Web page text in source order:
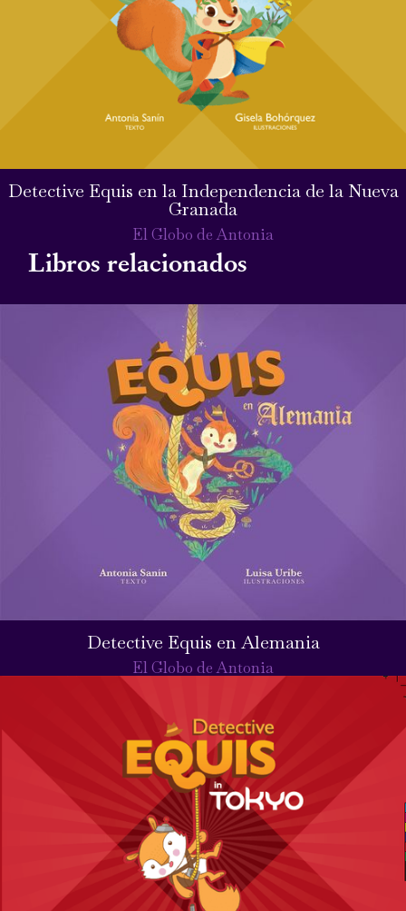
Detective Equis en la Independencia de la Nueva
Granada
El Globo de Antonia
Libros relacionados
Detective Equis en Alemania
El Globo de Antonia